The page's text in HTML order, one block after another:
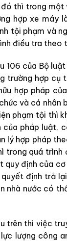
thì trong
hợp xe máy
tội phạm và
điều tra theo
106 của Bộ
trường hợp cụ
hợp pháp
và cá
phạm tội thì
pháp luật,
lý hợp pháp
trong quá
quy định của
định trả
nhà nước có
trên thì việc
lượng công